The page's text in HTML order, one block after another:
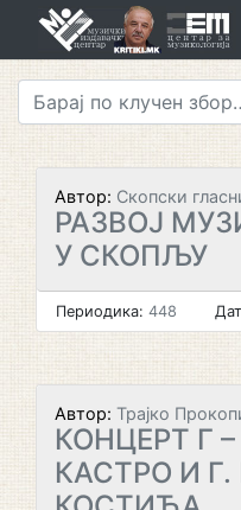
Автор: Скопски
РАЗВОЈ
У СКОПЉУ
Периодика: 448
Автор: Трајко
КОНЦЕРТ Г
КАСТРО И Г.